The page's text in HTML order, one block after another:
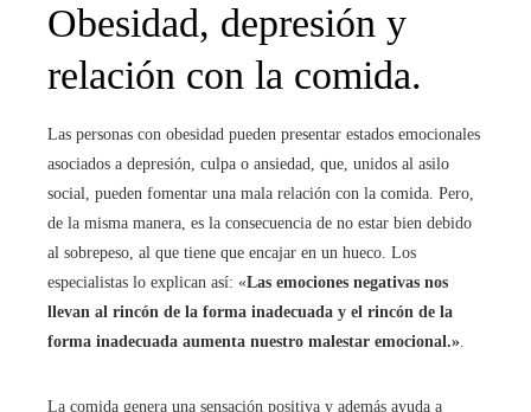
Obesidad, depresión y
relación con la comida.
Las personas con obesidad pueden presentar estados emocionales
asociados a depresión, culpa o ansiedad, que, unidos al asilo
social, pueden fomentar una mala relación con la comida. Pero,
de la misma manera, es la consecuencia de no estar bien debido
al sobrepeso, al que tiene que encajar en un hueco. Los
especialistas lo explican así: «Las emociones negativas nos
llevan al rincón de la forma inadecuada y el rincón de la
forma inadecuada aumenta nuestro malestar emocional.».
La comida genera una sensación positiva y además ayuda a